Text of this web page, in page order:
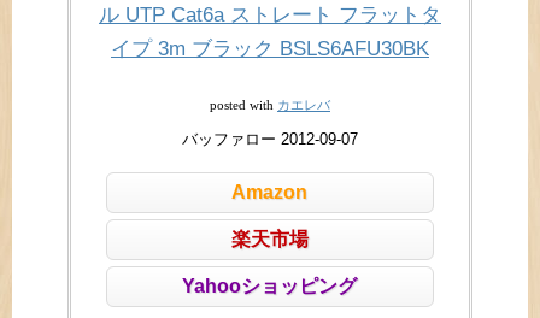
ル UTP Cat6a ストレート フラットタ
イプ 3m ブラック BSLS6AFU30BK
posted with カエレバ
バッファロー 2012-09-07
Amazon
楽天市場
Yahooショッピング